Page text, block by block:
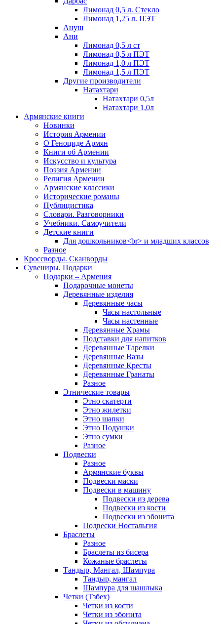
Лимонад 0,5 л. Стекло
Лимонад 1,25 л. ПЭТ
Ануш
Ани
Лимонад 0,5 л ст
Лимонад 0,5 л ПЭТ
Лимонад 1,0 л ПЭТ
Лимонад 1,5 л ПЭТ
Другие производители
Натахтари
Натахтари 0,5л
Натахтари 1,0л
Армянские книги
Новинки
История Армении
О Геноциде Армян
Книги об Армении
Иcкусство и культура
Поэзия Армении
Религия Армении
Армянские классики
Исторические романы
Публицистика
Словари. Разговорники
Учебники. Самоучители
Детские книги
Для дошкольников<br> и младших классов
Разное
Кроссворды. Сканворды
Сувениры. Подарки
Подарки – Армения
Подарочные монеты
Деревянные изделия
Деревянные часы
Часы настольные
Часы настенные
Деревянные Храмы
Подставки для напитков
Деревянные Тарелки
Деревянные Вазы
Деревянные Кресты
Деревянные Гранаты
Разное
Этнические товары
Этно скатерти
Этно жилетки
Этно шапки
Этно Подушки
Этно сумки
Разное
Подвески
Разное
Армянские буквы
Подвески маски
Подвески в машину
Подвески из дерева
Подвески из кости
Подвески из эбонита
Подвески Ностальгия
Браслеты
Разное
Браслеты из бисера
Кожаные браслеты
Тандыр, Мангал, Шампура
Тандыр, мангал
Шампура для шашлыка
Четки (Тзбех)
Четки из кости
Четки из эбонита